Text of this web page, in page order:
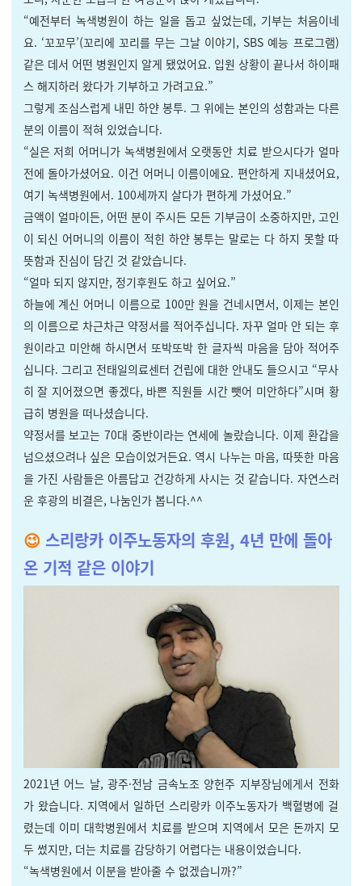
“예전부터 녹색병원이 하는 일을 돕고 싶었는데, 기부는 처음이네
요. ‘꼬꼬무’(꼬리에 꼬리를 무는 그날 이야기, SBS 예능 프로그램)
같은 데서 어떤 병원인지 알게 됐었어요. 입원 상황이 끝나서 하이패
스 해지하러 왔다가 기부하고 가려고요.”
그렇게 조심스럽게 내민 하얀 봉투. 그 위에는 본인의 성함과는 다른
분의 이름이 적혀 있었습니다.
“실은 저희 어머니가 녹색병원에서 오랫동안 치료 받으시다가 얼마
전에 돌아가셨어요. 이건 어머니 이름이에요. 편안하게 지내셨어요,
여기 녹색병원에서. 100세까지 살다가 편하게 가셨어요.”
금액이 얼마이든, 어떤 분이 주시든 모든 기부금이 소중하지만, 고인
이 되신 어머니의 이름이 적힌 하얀 봉투는 말로는 다 하지 못할 따
뜻함과 진심이 담긴 것 같았습니다.
“얼마 되지 않지만, 정기후원도 하고 싶어요.”
하늘에 계신 어머니 이름으로 100만 원을 건네시면서, 이제는 본인
의 이름으로 차근차근 약정서를 적어주십니다. 자꾸 얼마 안 되는 후
원이라고 미안해 하시면서 또박또박 한 글자씩 마음을 담아 적어주
십니다. 그리고 전태일의료센터 건립에 대한 안내도 들으시고 “무사
히 잘 지어졌으면 좋겠다, 바쁜 직원들 시간 뺏어 미안하다”시며 황
급히 병원을 떠나셨습니다.
약정서를 보고는 70대 중반이라는 연세에 놀랐습니다. 이제 환갑을
넘으셨으려나 싶은 모습이었거든요. 역시 나누는 마음, 따뜻한 마음
을 가진 사람들은 아름답고 건강하게 사시는 것 같습니다. 자연스러
운 후광의 비결은, 나눔인가 봅니다.^^
😉 스리랑카 이주노동자의 후원, 4년 만에 돌아
온 기적 같은 이야기
2021년 어느 날, 광주·전남 금속노조 양헌주 지부장님에게서 전화
가 왔습니다. 지역에서 일하던 스리랑카 이주노동자가 백혈병에 걸
렸는데 이미 대학병원에서 치료를 받으며 지역에서 모은 돈까지 모
두 썼지만, 더는 치료를 감당하기 어렵다는 내용이었습니다.
“녹색병원에서 이분을 받아줄 수 없겠습니까?”